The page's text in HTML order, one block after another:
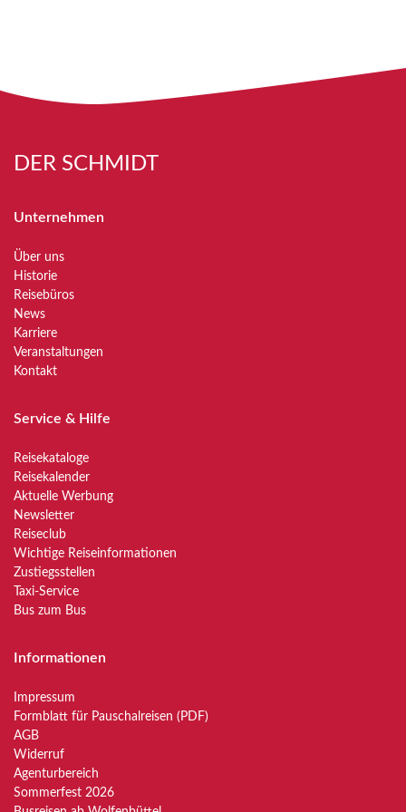
DER SCHMIDT
Unternehmen
Über uns
Historie
Reisebüros
News
Karriere
Veranstaltungen
Kontakt
Service & Hilfe
Reisekataloge
Reisekalender
Aktuelle Werbung
Newsletter
Reiseclub
Wichtige Reiseinformationen
Zustiegsstellen
Taxi-Service
Bus zum Bus
Informationen
Impressum
Formblatt für Pauschalreisen (PDF)
AGB
Widerruf
Agenturbereich
Sommerfest 2026